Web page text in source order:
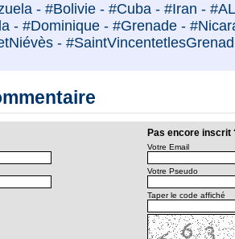
- #Bolivie - #Cuba - #Iran -
- #Dominique - #Grenade -
-
Pas encore inscrit
Votre Email
Votre Pseudo
Taper le code affiché